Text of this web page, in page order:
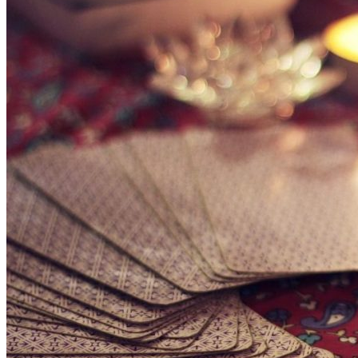
Дебютировал Крупный Кроссовер
Mazda CX-90: Неужели Только Для США?
Карта Таро Недели: Что Нас Ждет С 11
По 17 Сентября 2023 Года
Почему Тухнет Свеча На Отпевании